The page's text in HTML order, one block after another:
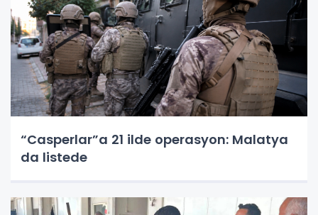
“Casperlar”a 21 ilde operasyon: Malatya
da listede